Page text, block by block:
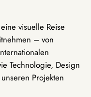
visuelle Reise
– von
Technologie, Design
Projekten